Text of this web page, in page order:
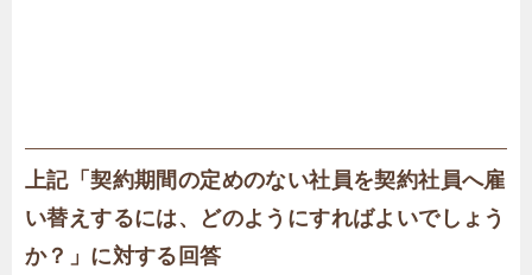
上記「契約期間の定めのない社員を契約社員へ雇
い替えするには、どのようにすればよいでしょう
か？」に対する回答